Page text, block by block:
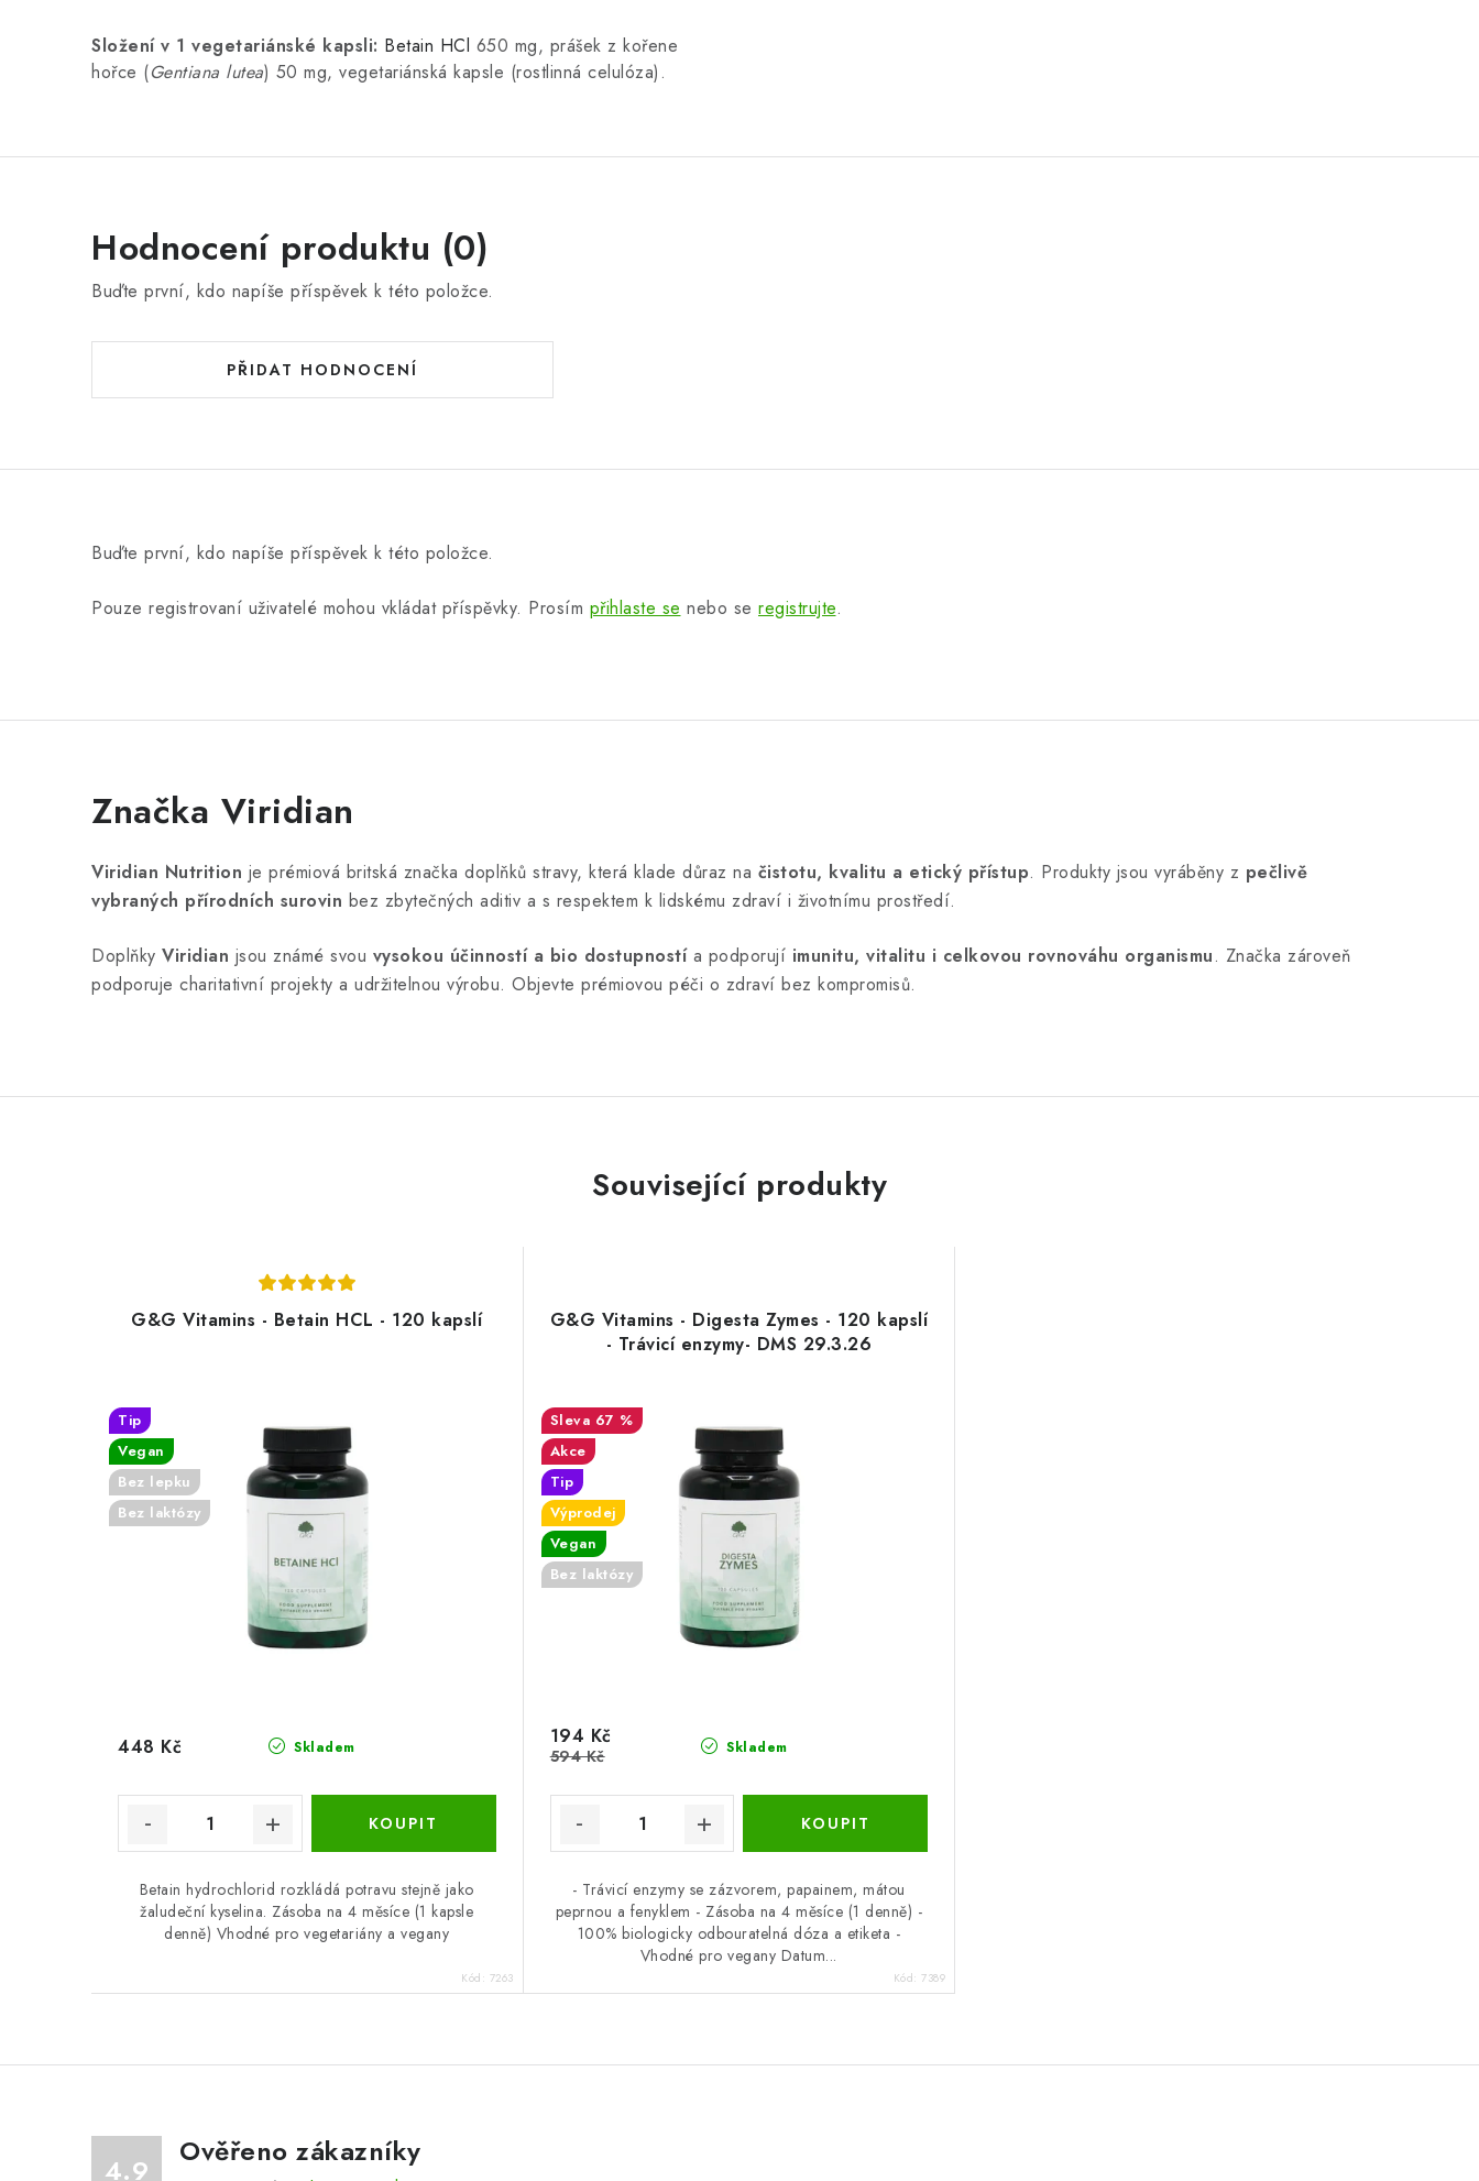
Složení v 1 vegetariánské kapsli: Betain HCl 650 mg, prášek z kořene
hořce (Gentiana lutea) 50 mg, vegetariánská kapsle (rostlinná celulóza).
Hodnocení produktu (0)
Buďte první, kdo napíše příspěvek k této položce.
PŘIDAT HODNOCENÍ
Buďte první, kdo napíše příspěvek k této položce.
Pouze registrovaní uživatelé mohou vkládat příspěvky. Prosím přihlaste se nebo se registrujte.
Značka Viridian
Viridian Nutrition je prémiová britská značka doplňků stravy, která klade důraz na čistotu, kvalitu a etický přístup. Produkty jsou vyráběny z pečlivě
vybraných přírodních surovin bez zbytečných aditiv a s respektem k lidskému zdraví i životnímu prostředí.
Doplňky Viridian jsou známé svou vysokou účinností a bio dostupnostía podporují imunitu, vitalitu i celkovou rovnováhu organismu. Značka zároveň
podporuje charitativní projekty a udržitelnou výrobu. Objevte prémiovou péči o zdraví bez kompromisů.
Související produkty
G&G Vitamins - Betain HCL - 120 kapslí
Tip
Vegan
Bez lepku
Bez laktózy
Skladem
448 Kč
Betain hydrochlorid rozkládá potravu stejně jako
žaludeční kyselina. Zásoba na 4 měsíce (1 kapsle
denně) Vhodné pro vegetariány a vegany
Kód: 7263
G&G Vitamins - Digesta Zymes - 120 kapslí
- Trávicí enzymy- DMS 29.3.26
67 %
Akce
Tip
Výprodej
Vegan
Bez laktózy
Skladem
194 Kč
594 Kč
- Trávicí enzymy se zázvorem, papainem, mátou
peprnou a fenyklem - Zásoba na 4 měsíce (1 denně) -
100% biologicky odbouratelná dóza a etiketa -
Vhodné pro vegany Datum...
Kód:7389
4.9
Ověřeno zákazníky